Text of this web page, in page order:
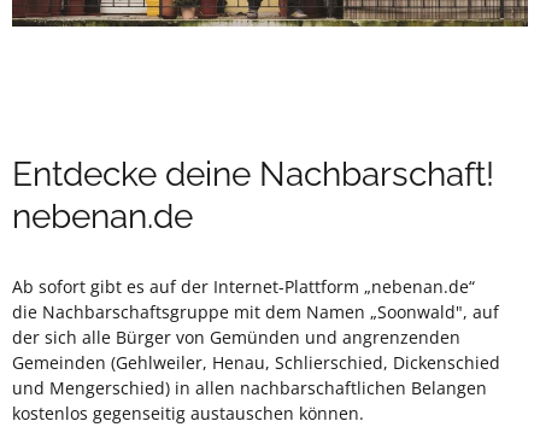
Entdecke deine Nachbarschaft!
nebenan.de
Ab sofort gibt es auf der Internet-Plattform „nebenan.de“
die Nachbarschaftsgruppe mit dem Namen „Soonwald", auf
der sich alle Bürger von Gemünden und angrenzenden
Gemeinden (Gehlweiler, Henau, Schlierschied, Dickenschied
und Mengerschied) in allen nachbarschaftlichen Belangen
kostenlos gegenseitig austauschen können.